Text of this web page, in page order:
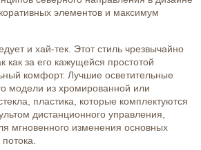
элементов и максимум
и хай-тек. Этот стиль чрезвычайно
как за его кажущейся простотой
комфорт. Лучшие осветительные
модели из хромированной или
пластика, которые комплектуются
дистанционного управления,
мгновенного изменения основных